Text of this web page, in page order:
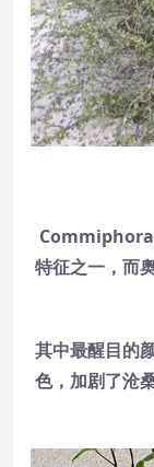
Commiphora
特征之一，而
其中最醒目的
色，加剧了沧